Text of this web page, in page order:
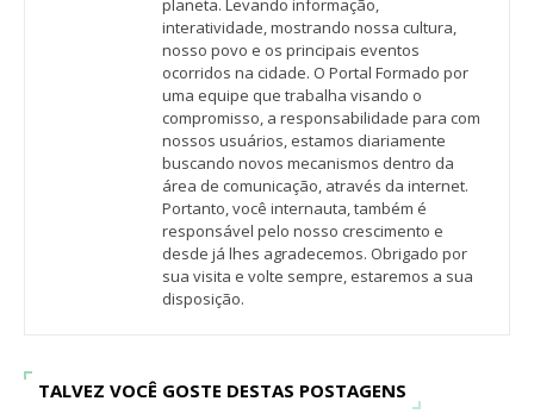
planeta. Levando informação,
interatividade, mostrando nossa cultura,
nosso povo e os principais eventos
ocorridos na cidade. O Portal Formado por
uma equipe que trabalha visando o
compromisso, a responsabilidade para com
nossos usuários, estamos diariamente
buscando novos mecanismos dentro da
área de comunicação, através da internet.
Portanto, você internauta, também é
responsável pelo nosso crescimento e
desde já lhes agradecemos. Obrigado por
sua visita e volte sempre, estaremos a sua
disposição.
TALVEZ VOCÊ GOSTE DESTAS POSTAGENS